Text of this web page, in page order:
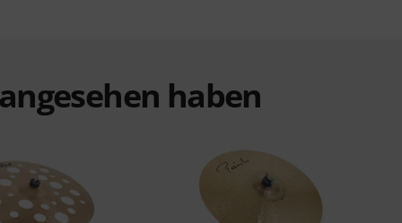
haben